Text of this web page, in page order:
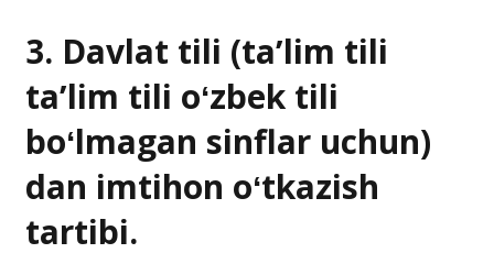
3. Davlat tili (taʼlim tili
taʼlim tili oʻzbek tili
boʻlmagan sinflar uchun)
dan imtihon oʻtkazish
tartibi.